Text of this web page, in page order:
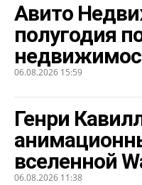
Авито
полугодия
06.08.2026 15:59
Генри
вселенной
06.08.2026 11:38